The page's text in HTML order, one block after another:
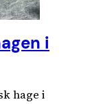
i
hage i